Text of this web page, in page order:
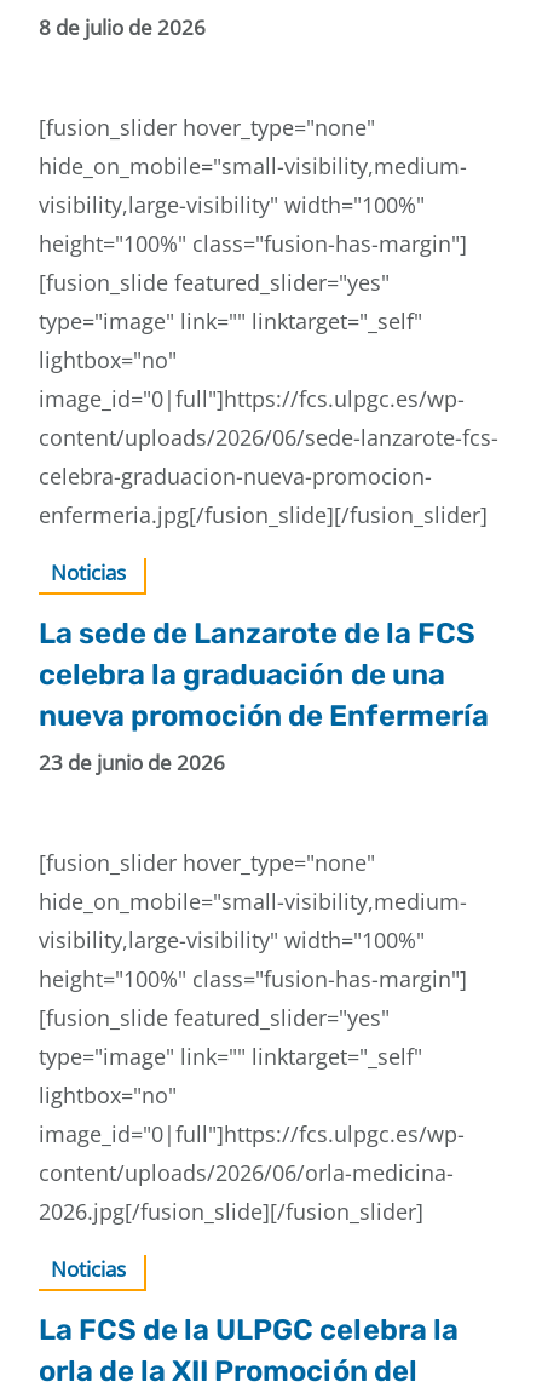
8 de julio de 2026
[fusion_slider hover_type="none"
hide_on_mobile="small-visibility,medium-
visibility,large-visibility" width="100%"
height="100%" class="fusion-has-margin"]
[fusion_slide featured_slider="yes"
type="image" link="" linktarget="_self"
lightbox="no"
image_id="0|full"]https://fcs.ulpgc.es/wp-
content/uploads/2026/06/sede-lanzarote-fcs-
celebra-graduacion-nueva-promocion-
enfermeria.jpg[/fusion_slide][/fusion_slider]
Noticias
La sede de Lanzarote de la FCS
celebra la graduación de una
nueva promoción de Enfermería
23 de junio de 2026
[fusion_slider hover_type="none"
hide_on_mobile="small-visibility,medium-
visibility,large-visibility" width="100%"
height="100%" class="fusion-has-margin"]
[fusion_slide featured_slider="yes"
type="image" link="" linktarget="_self"
lightbox="no"
image_id="0|full"]https://fcs.ulpgc.es/wp-
content/uploads/2026/06/orla-medicina-
2026.jpg[/fusion_slide][/fusion_slider]
Noticias
La FCS de la ULPGC celebra la
orla de la XII Promoción del